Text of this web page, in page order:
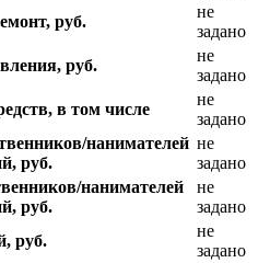
руб.
не
задано
руб.
не
задано
в том числе
не
задано
нанимателей
руб.
не
задано
нанимателей
руб.
не
задано
руб.
не
задано